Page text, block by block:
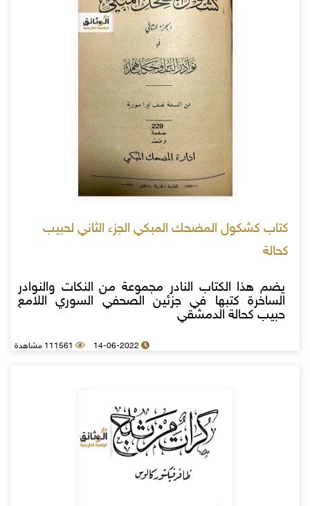
كتاب كشكول المضحك المبكي الجزء الثاني لحبيب
كحالة
يضم هذا الكتاب النادر مجموعة من النكات والنوادر
الساخرة كتبها في جزئين الصحفي السوري اللامع
حبيب كحالة الدمشقي
14-06-2022 111561 مشاهدة